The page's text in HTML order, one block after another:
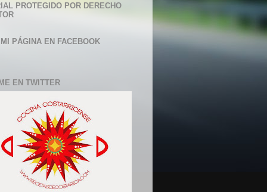
PROTEGIDO POR DERECHO
PÁGINA EN FACEBOOK
EN TWITTER